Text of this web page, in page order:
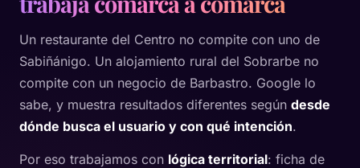
Un restaurante del Centro no compite con uno de
Sabiñánigo. Un alojamiento rural del Sobrarbe no
compite con un negocio de Barbastro. Google lo
sabe, y muestra resultados diferentes según desde
dónde busca el usuario y con qué intención.
Por eso trabajamos con lógica territorial: ficha de